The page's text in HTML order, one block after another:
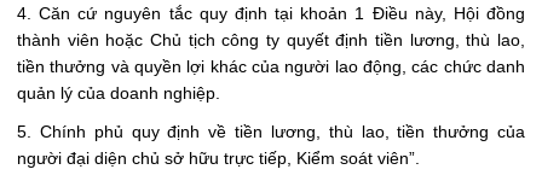
4. Căn cứ nguyên tắc quy định tại khoản 1 Điều này, Hội đồng
thành viên hoặc Chủ tịch công ty quyết định tiền lương, thù lao,
tiền thưởng và quyền lợi khác của người lao động, các chức danh
quản lý của doanh nghiệp.
5. Chính phủ quy định về tiền lương, thù lao, tiền thưởng của
người đại diện chủ sở hữu trực tiếp, Kiểm soát viên”.